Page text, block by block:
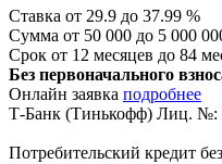
Ставка от 29.9 до 37.99 %
Сумма от 50 000 до 5 000
Срок от 12 месяцев до 84
Без первоначального
Онлайн заявка подробнее
Т-Банк (Тинькофф) Лиц. №:
Потребительский кредит